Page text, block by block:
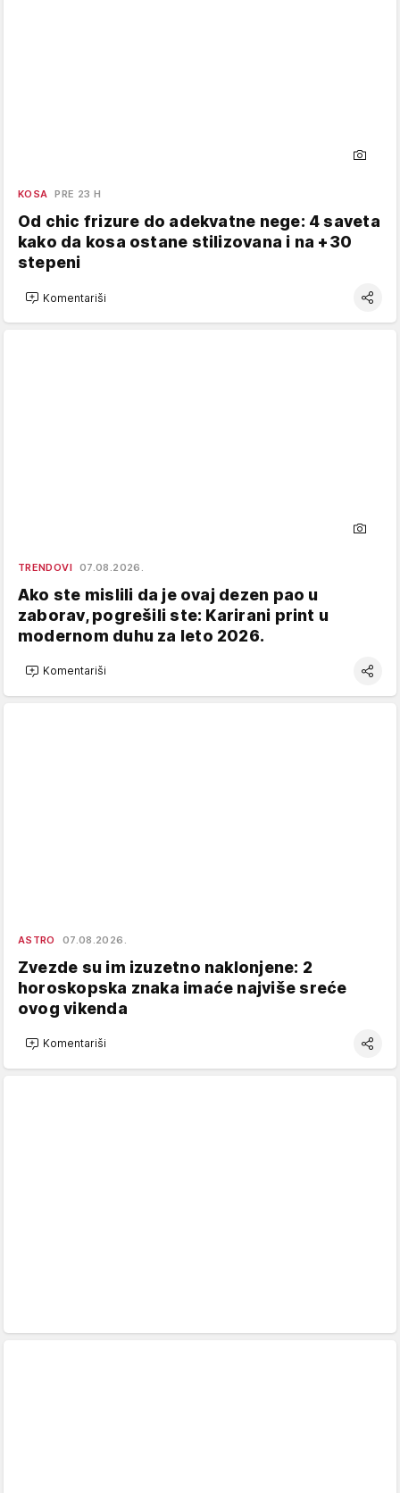
KOSA PRE 23 H
Od chic frizure do adekvatne nege: 4 saveta
kako da kosa ostane stilizovana i na +30
stepeni
Komentariši
TRENDOVI 07.08.2026.
Ako ste mislili da je ovaj dezen pao u
zaborav, pogrešili ste: Karirani print u
modernom duhu za leto 2026.
Komentariši
ASTRO 07.08.2026.
Zvezde su im izuzetno naklonjene: 2
horoskopska znaka imaće najviše sreće
ovog vikenda
Komentariši